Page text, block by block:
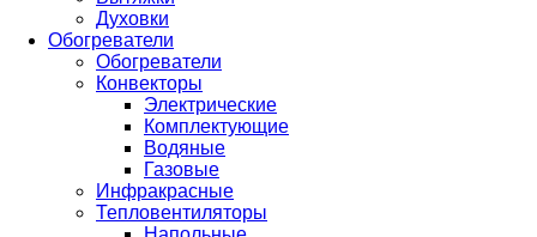
Духовки
Обогреватели
Обогреватели
Конвекторы
Электрические
Комплектующие
Водяные
Газовые
Инфракрасные
Тепловентиляторы